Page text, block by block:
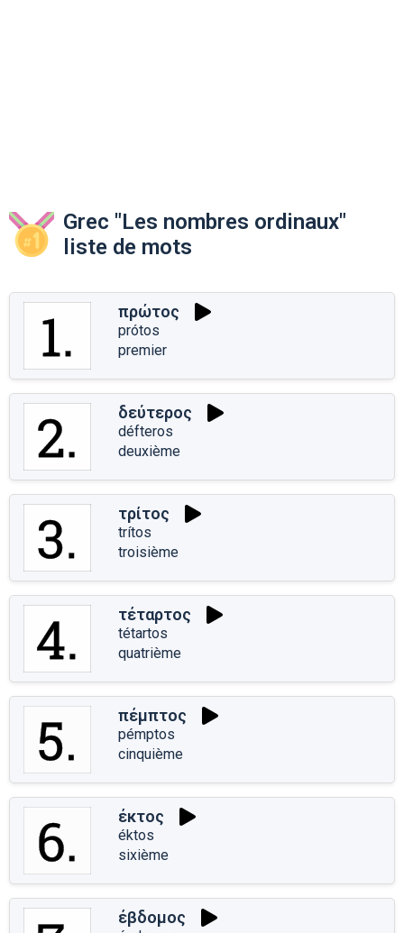
Grec "Les nombres ordinaux"
liste de mots
πρώτος
prótos
premier
δεύτερος
défteros
deuxième
τρίτος
trítos
troisième
τέταρτος
tétartos
quatrième
πέμπτος
pémptos
cinquième
έκτος
éktos
sixième
έβδομος